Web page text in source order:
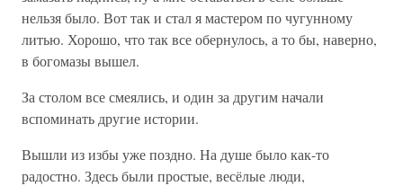
нельзя было. Вот так и стал я мастером по чугунному
литью. Хорошо, что так все обернулось, а то бы, наверно,
в богомазы вышел.
За столом все смеялись, и один за другим начали
вспоминать другие истории.
Вышли из избы уже поздно. На душе было как-то
радостно. Здесь были простые, весёлые люди,